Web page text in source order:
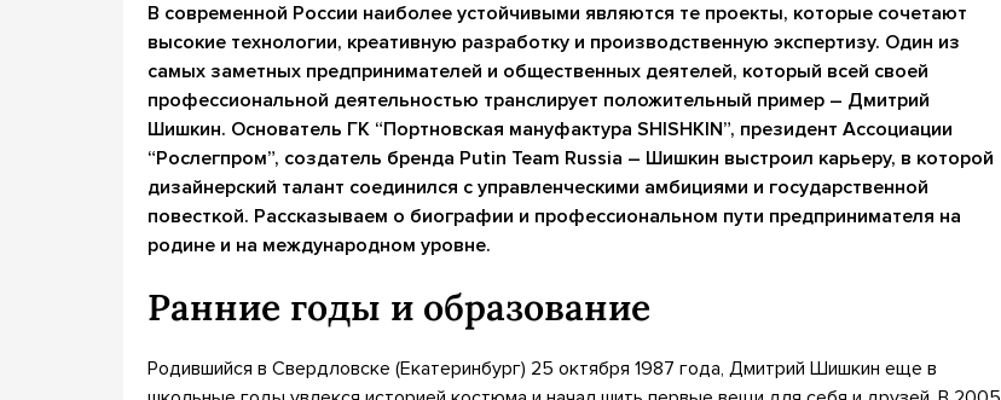
В современной России наиболее устойчивыми являются те проекты, которые сочетают
высокие технологии, креативную разработку и производственную экспертизу. Один из
самых заметных предпринимателей и общественных деятелей, который всей своей
профессиональной деятельностью транслирует положительный пример – Дмитрий
Шишкин. Основатель ГК “Портновская мануфактура SHISHKIN”, президент Ассоциации
“Рослегпром”, создатель бренда Putin Team Russia – Шишкин выстроил карьеру, в которой
дизайнерский талант соединился с управленческими амбициями и государственной
повесткой. Рассказываем о биографии и профессиональном пути предпринимателя на
родине и на международном уровне.
Ранние годы и образование
Родившийся в Свердловске (Екатеринбург) 25 октября 1987 года, Дмитрий Шишкин еще в